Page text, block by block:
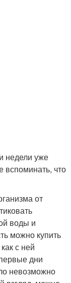
недели уже
что
от
воды и
можно купить
с ней
дни
невозможно